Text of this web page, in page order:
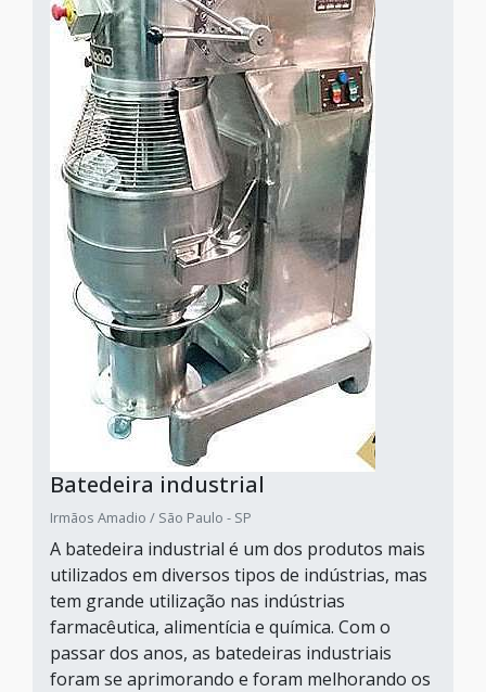
Batedeira industrial
Irmãos Amadio / São Paulo - SP
A batedeira industrial é um dos produtos mais
utilizados em diversos tipos de indústrias, mas
tem grande utilização nas indústrias
farmacêutica, alimentícia e química. Com o
passar dos anos, as batedeiras industriais
foram se aprimorando e foram melhorando os